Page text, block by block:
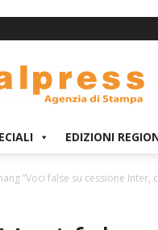
EDIZIONI
“Voci false su cessione Inter,